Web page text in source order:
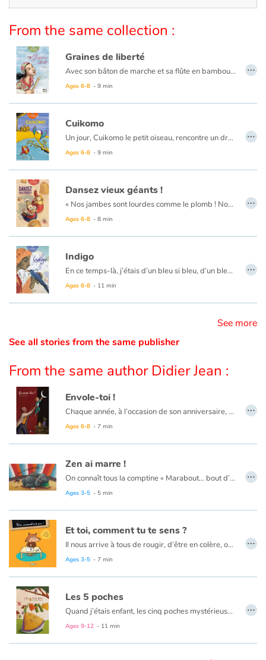
Festivals and events
Love and friendship
Social issues
Emotions and feelings
Formats and illustrations
Catalogue anglais
Contraste +
Help
Home
Family
Blog
French book lists for children
Reading for children
Activities and workshops
From the same collection :
Graines de liberté
Avec son bâton de marche et sa flûte en bambou, la conteuse allait de village en village, d’un pays à l’autre, profitant de chaque rencontre comme d’un cadeau. Mais un jour, alors qu’elle sortait son instrument, tous les villageois quittèrent la place. Même les enfants, d’ordinaire si curieux, lui tournèrent le dos. Un bel hommage à la liberté d’expression.
Ages 6-8 - 9 min
…
Cuikomo
Un jour, Cuikomo le petit oiseau, rencontre un drôle de poisson nommé Léon. Aussitôt, il veut en faire son ami. Mais les poissons ne parlent pas aux oiseaux. Et les oiseaux ne parlent pas aux poissons ! Il en va ainsi depuis toujours... Pourtant, ce petit poisson semble si gentil, que Cuikomo, pour attirer son attention, improvise une chanson. Et Léon, avec sa bouche, joue les percussions.
Ages 6-8 - 9 min
…
Dansez vieux géants !
« Nos jambes sont lourdes comme le plomb ! Nos pieds criquent et craquent ! Nous sommes trop vieux pour danser ! » Trop vieux, les géants ? Allons, allons ! Qui donc les fera danser ?
Ages 6-8 - 8 min
…
Indigo
En ce temps-là, j’étais d’un bleu si bleu, d’un bleu si merveilleux, que de mémoire d’homme on n’avait jamais vu oiseau plus beau. J’étais plus fier qu’un paon. Si fier que je me pavanais devant tous les animaux. Si fier qu’un jour, j’osai même me comparer au Soleil...
Ages 6-8 - 11 min
…
See more
See all stories from the same publisher
From the same author Didier Jean :
Envole-toi !
Chaque année, à l’occasion de son anniversaire, un père peint pour son fils un tableau. Mais pas n’importe quel tableau ! Car ces matins-là, il invite son enfant à entrer dans sa peinture pour lui transmettre un peu des valeurs qu'il a lui même reçues de ses propres parents. Ainsi, au fil des années, il l'aide à gravir une marche ou relever un défi. Jusqu'à ce que l'enfant, devenu grand, prenne son envol.
Ages 6-8 - 7 min
…
Zen ai marre !
On connaît tous la comptine « Marabout... bout d’ficelle... » qui a bercé notre enfance. Comptine dont le principe est fondé sur un enchaînement de mots rigolos et d’associations d’idées.
Le concept est soutenu par la qualité plastique des illustrations au pastel sec de ZAD qui interprète avec beaucoup d’à propos cette chanson loufoque.
Ages 3-5 - 5 min
…
Et toi, comment tu te sens ?
Il nous arrive à tous de rougir, d’être en colère, ou au contraire de nous sentir pousser des ailes. Mais pour les plus jeunes, il est souvent difficile de maîtriser ses émotions. Ce livre a pour objectif d’aider les enfants, à partir de 3 ans, à mettre un nom sur ce qu’ils ressentent, pour apprivoiser leurs émotions et mieux vivre avec elles.
Ages 3-5 - 7 min
…
Les 5 poches
Quand j’étais enfant, les cinq poches mystérieuses qui ornaient les jupes de ma maman occupaient toutes mes pensées.
Adulte, je reçus les cinq poches en héritage.
Ages 9-12 - 11 min
…